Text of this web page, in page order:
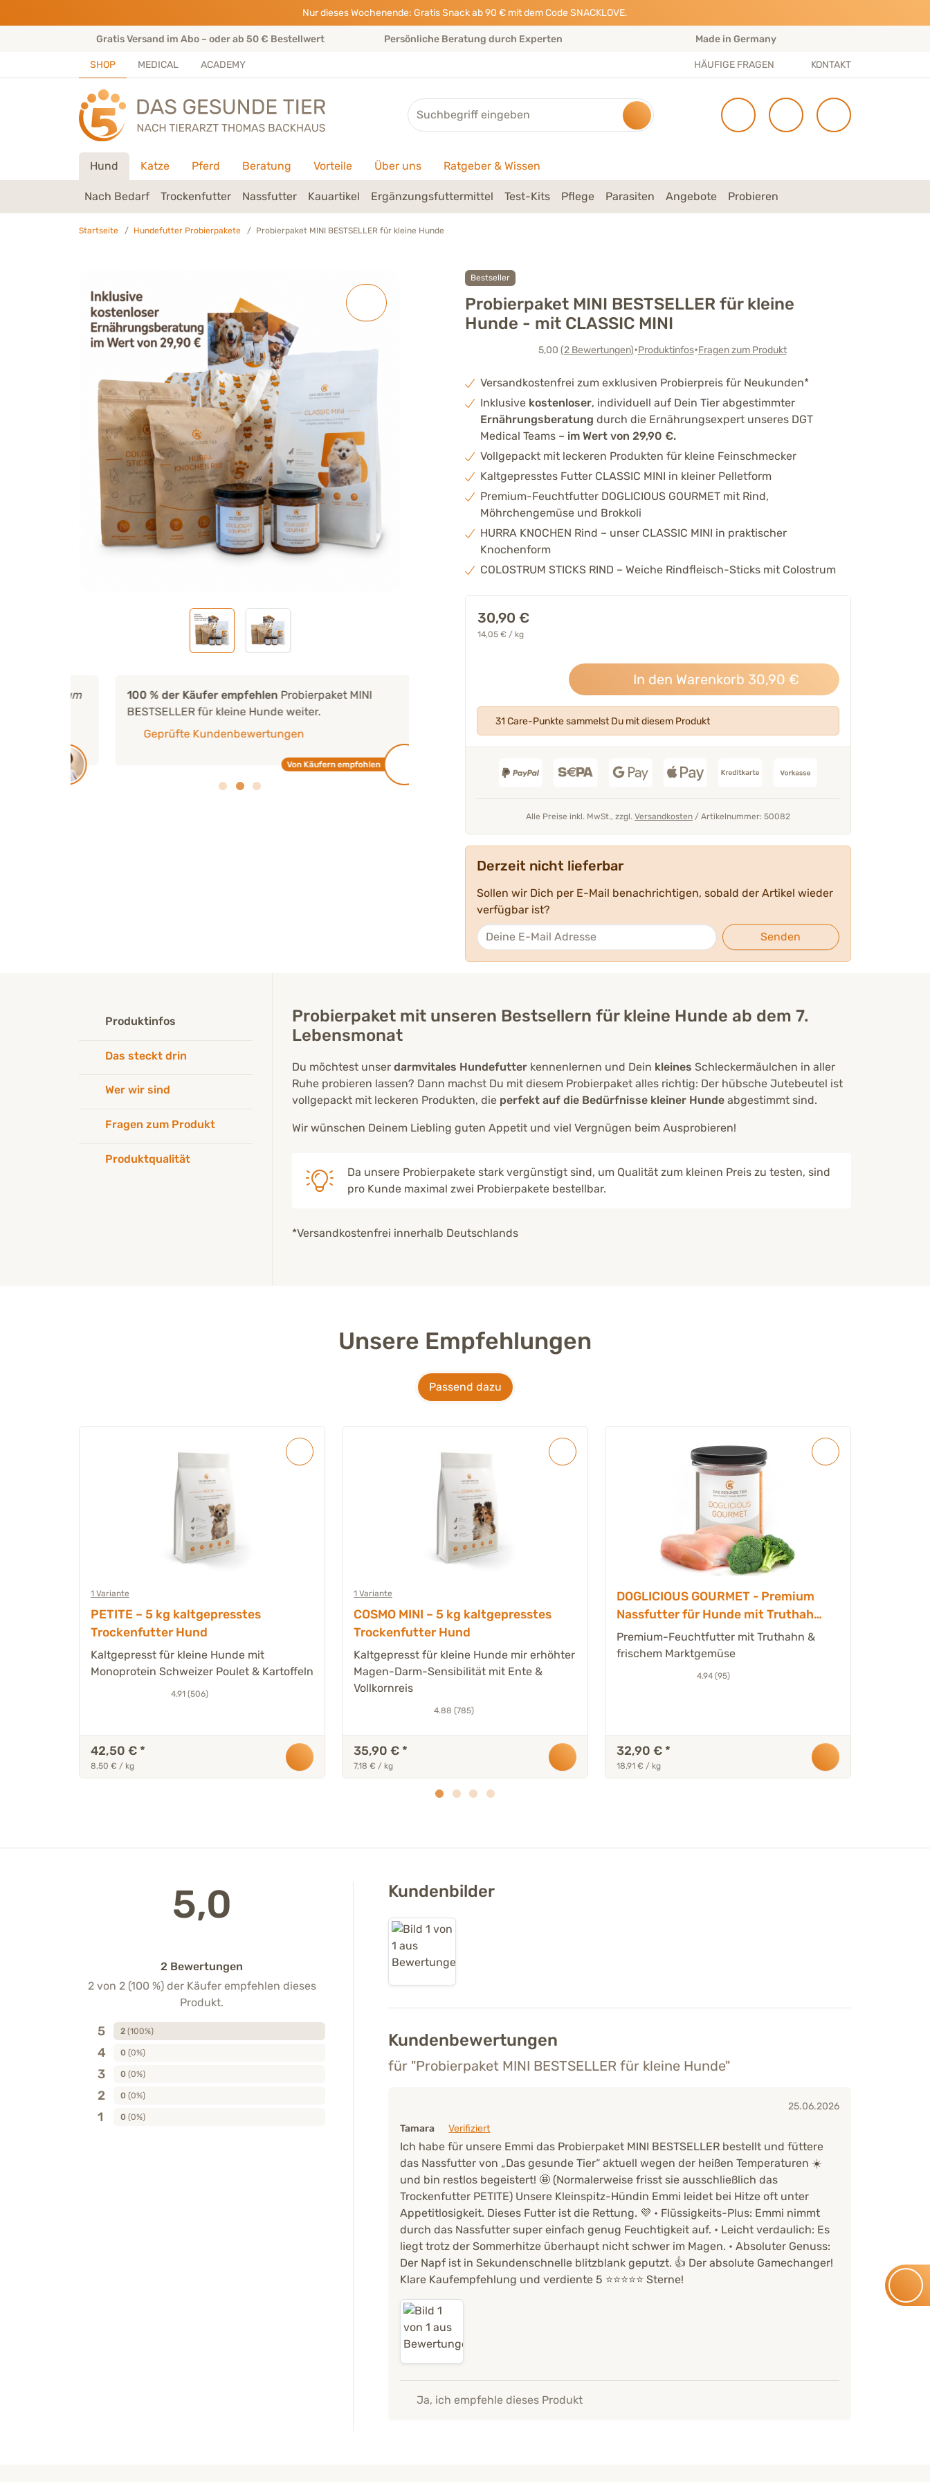
Nur dieses Wochenende: Gratis Snack ab 90 € mit dem Code SNACKLOVE.
Gratis Versand im Abo – oder ab 50 € Bestellwert Persönliche Beratung durch Experten Made in Germany
SHOP MEDICAL ACADEMY HÄUFIGE FRAGEN KONTAKT
Suche
Hund Katze Pferd Beratung Vorteile Über uns Ratgeber & Wissen
Nach Bedarf Trockenfutter Nassfutter Kauartikel Ergänzungsfuttermittel Test-Kits Pflege Parasiten Angebote Probieren
Startseite Hundefutter Probierpakete Probierpaket MINI BESTSELLER für kleine Hunde
Bestseller
Probierpaket MINI BESTSELLER für kleine
Hunde - mit CLASSIC MINI
5,00 (2Bewertungen)•Produktinfos•Fragen zum Produkt
100 % der Käufer empfehlenProbierpaket MINI
BESTSELLER für kleine Hunde weiter.
Geprüfte Kundenbewertungen
Von Käufern empfohlen
"Alle unsere Produkte werdenvon unseren Tierärzten &
Experten entwickeltund geprüft."
Mehr über unser Expertenteam
Tierarzt Thomas Backhaus
„Unsere beliebtesten Sorten
Kennenlernen und Testen.“
Mehr über unser
Versandkostenfrei zum exklusiven Probierpreis für Neukunden*
Inklusive kostenloser, individuell auf Dein Tier abgestimmter
Ernährungsberatung durch die Ernährungsexpert unseres DGT
Medical Teams – im Wert von 29,90 €.
Vollgepackt mit leckeren Produkten für kleine Feinschmecker
Kaltgepresstes Futter CLASSIC MINI in kleiner Pelletform
Premium-Feuchtfutter DOGLICIOUS GOURMET mit Rind,
Möhrchengemüse und Brokkoli
HURRA KNOCHEN Rind – unser CLASSIC MINI in praktischer
Knochenform
COLOSTRUM STICKS RIND – Weiche Rindfleisch-Sticks mit Colostrum
30,90 €
14,05 € / kg
In den Warenkorb 30,90 €
31 Care-Punkte sammelst Du mit diesem Produkt
Alle Preise inkl. MwSt., zzgl. Versandkosten / Artikelnummer: 50082
Derzeit nicht lieferbar
Sollen wir Dich per E-Mail benachrichtigen, sobald der Artikel wieder
verfügbar ist?
Senden
Produktinfos
Probierpaket mit unseren Bestsellern für kleine Hunde ab dem 7.
Lebensmonat
Du möchtest unser darmvitales Hundefutter kennenlernen und Dein kleines Schleckermäulchen in aller
Ruhe probieren lassen? Dann machst Du mit diesem Probierpaket alles richtig: Der hübsche Jutebeutel ist
vollgepackt mit leckeren Produkten, die perfekt auf die Bedürfnisse kleiner Hunde abgestimmt sind.
Wir wünschen Deinem Liebling guten Appetit und viel Vergnügen beim Ausprobieren!
Da unsere Probierpakete stark vergünstigt sind, um Qualität zum kleinen Preis zu testen, sind
pro Kunde maximal zwei Probierpakete bestellbar.
*Versandkostenfrei innerhalb Deutschlands
Das steckt drin
Wer wir sind
Fragen zum Produkt
Produktqualität
Unsere Empfehlungen
Passend dazu
1 Variante
PETITE – 5 kg kaltgepresstes
Trockenfutter Hund
Kaltgepresst für kleine Hunde mit
Monoprotein Schweizer Poulet & Kartoffeln
4.91 (506)
42,50 € *
8,50 € / kg
1 Variante
COSMO MINI – 5 kg kaltgepresstes
Trockenfutter Hund
Kaltgepresst für kleine Hunde mir erhöhter
Magen-Darm-Sensibilität mit Ente &
Vollkornreis
4.88 (785)
35,90 € *
7,18 € / kg
DOGLICIOUS GOURMET - Premium
Nassfutter für Hunde mit Truthahn
& Marktgemüse - 6 x 290 g
Premium-Feuchtfutter mit Truthahn &
frischem Marktgemüse
4.94 (95)
32,90 € *
18,91 € / kg
5,0
2 Bewertungen
2 von 2 (100 %) der Käufer empfehlen dieses
Produkt.
5 2 (100%)
4 0 (0%)
3 0 (0%)
2 0 (0%)
1 0 (0%)
Kundenbilder
Kundenbewertungen
für "Probierpaket MINI BESTSELLER für kleine Hunde"
25.06.2026
Tamara
Verifiziert
Ich habe für unsere Emmi das Probierpaket MINI BESTSELLER bestellt und füttere
das Nassfutter von „Das gesunde Tier“ aktuell wegen der heißen Temperaturen ☀️
und bin restlos begeistert! 🤩 (Normalerweise frisst sie ausschließlich das
Trockenfutter PETITE) Unsere Kleinspitz-Hündin Emmi leidet bei Hitze oft unter
Appetitlosigkeit. Dieses Futter ist die Rettung. 💜 • Flüssigkeits-Plus: Emmi nimmt
durch das Nassfutter super einfach genug Feuchtigkeit auf. • Leicht verdaulich: Es
liegt trotz der Sommerhitze überhaupt nicht schwer im Magen. • Absoluter Genuss:
Der Napf ist in Sekundenschnelle blitzblank geputzt. 👍 Der absolute Gamechanger!
Klare Kaufempfehlung und verdiente 5 ⭐️⭐️⭐️⭐️⭐️ Sterne!
Ja, ich empfehle dieses Produkt